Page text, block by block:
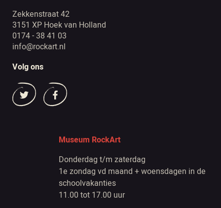
Zekkenstraat 42
3151 XP Hoek van Holland
0174 - 38 41 03
info@rockart.nl
Volg ons
Museum RockArt
Donderdag t/m zaterdag
1e zondag vd maand + woensdagen in de
schoolvakanties
11.00 tot 17.00 uur